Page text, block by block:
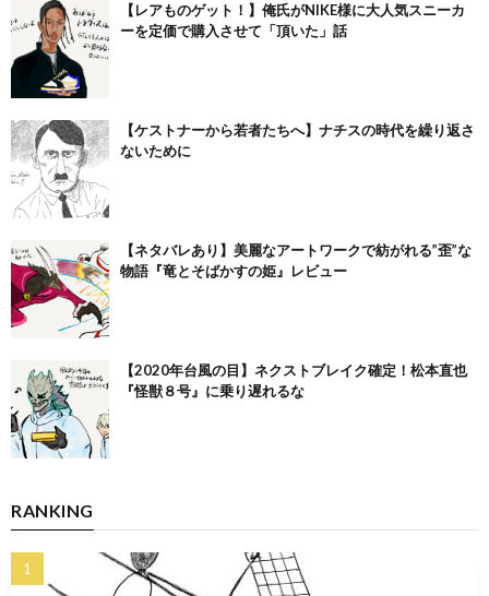
【レアものゲット！】俺氏がNIKE様に大人気スニーカ
ーを定価で購入させて「頂いた」話
【ケストナーから若者たちへ】ナチスの時代を繰り返さ
ないために
【ネタバレあり】美麗なアートワークで紡がれる”歪”な
物語『竜とそばかすの姫』レビュー
【2020年台風の目】ネクストブレイク確定！松本直也
『怪獣８号』に乗り遅れるな
RANKING